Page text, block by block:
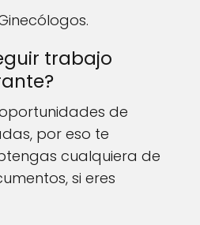
trabajo
de
por eso te
cualquiera de
si eres